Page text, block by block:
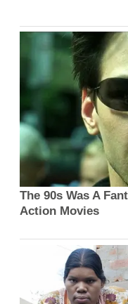
The 90s Was A
Action Movies